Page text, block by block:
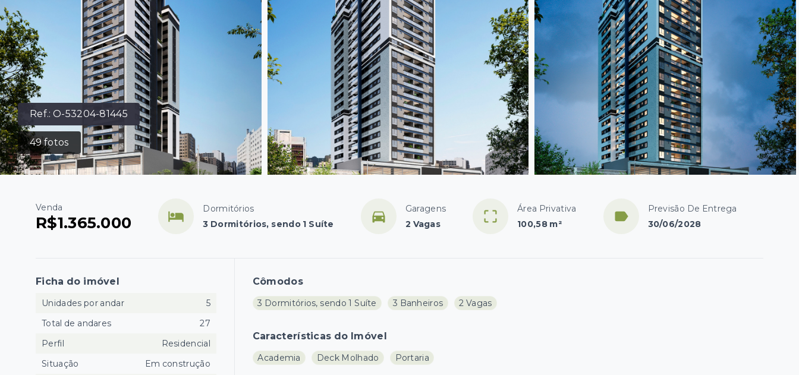
Ref.:O-53204-81445
49fotos
Venda
R$1.365.000
Dormitórios
3 Dormitórios, sendo 1 Suíte
Garagens
2 Vagas
Área Privativa
100,58 m²
Previsão De Entrega
30/06/2028
Cômodos
3 Dormitórios, sendo 1 Suíte 3 Banheiros 2 Vagas
Características do Imóvel
Academia Deck Molhado Portaria
Ficha do imóvel
Unidades por andar
5
Total de andares
27
Perfil
Residencial
Situação
Em construção